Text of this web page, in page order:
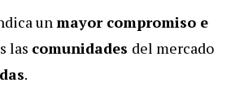
unmayor compromiso e
las comunidades del mercado
.